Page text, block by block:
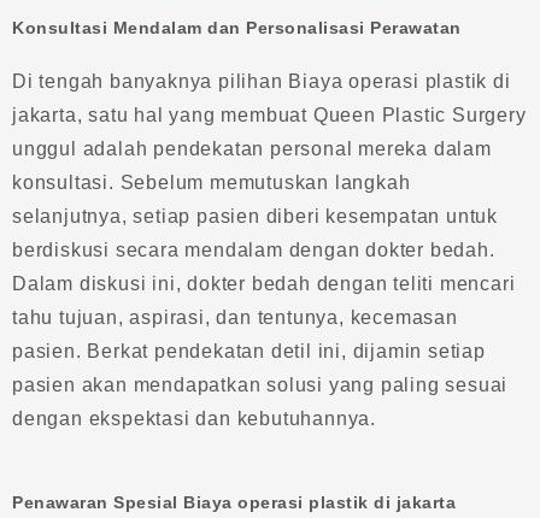
Konsultasi Mendalam dan Personalisasi Perawatan
Di tengah banyaknya pilihan Biaya operasi plastik di
jakarta, satu hal yang membuat Queen Plastic Surgery
unggul adalah pendekatan personal mereka dalam
konsultasi. Sebelum memutuskan langkah
selanjutnya, setiap pasien diberi kesempatan untuk
berdiskusi secara mendalam dengan dokter bedah.
Dalam diskusi ini, dokter bedah dengan teliti mencari
tahu tujuan, aspirasi, dan tentunya, kecemasan
pasien. Berkat pendekatan detil ini, dijamin setiap
pasien akan mendapatkan solusi yang paling sesuai
dengan ekspektasi dan kebutuhannya.
Penawaran Spesial Biaya operasi plastik di jakarta